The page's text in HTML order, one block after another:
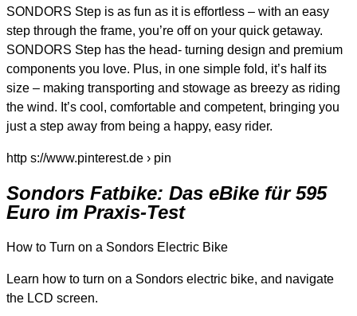
SONDORS Step is as fun as it is effortless – with an easy
step through the frame, you’re off on your quick getaway.
SONDORS Step has the head- turning design and premium
components you love. Plus, in one simple fold, it’s half its
size – making transporting and stowage as breezy as riding
the wind. It’s cool, comfortable and competent, bringing you
just a step away from being a happy, easy rider.
http s://www.pinterest.de › pin
Sondors Fatbike: Das eBike für 595
Euro im Praxis-Test
How to Turn on a Sondors Electric Bike
Learn how to turn on a Sondors electric bike, and navigate
the LCD screen.